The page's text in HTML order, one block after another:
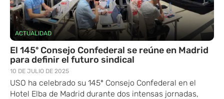
ACTUALIDAD
El 145º Consejo Confederal se reúne en Madrid
para definir el futuro sindical
10 DE JULIO DE 2025
USO ​ha celebrado su 145º Consejo Confederal en el
Hotel Elba de Madrid​ durante dos intensas jornadas, ​